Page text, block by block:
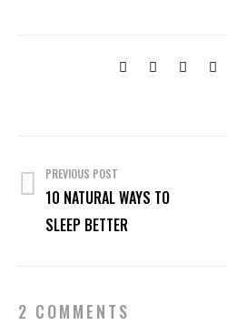
navigation
PREVIOUS POST
10 NATURAL WAYS TO
SLEEP BETTER
2 COMMENTS